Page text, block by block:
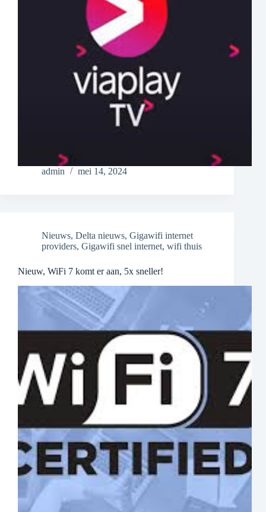
admin mei 14, 2024
Nieuws, Delta nieuws, Gigawifi internet
providers, Gigawifi snel internet, wifi thuis
Nieuw, WiFi 7 komt er aan, 5x sneller!